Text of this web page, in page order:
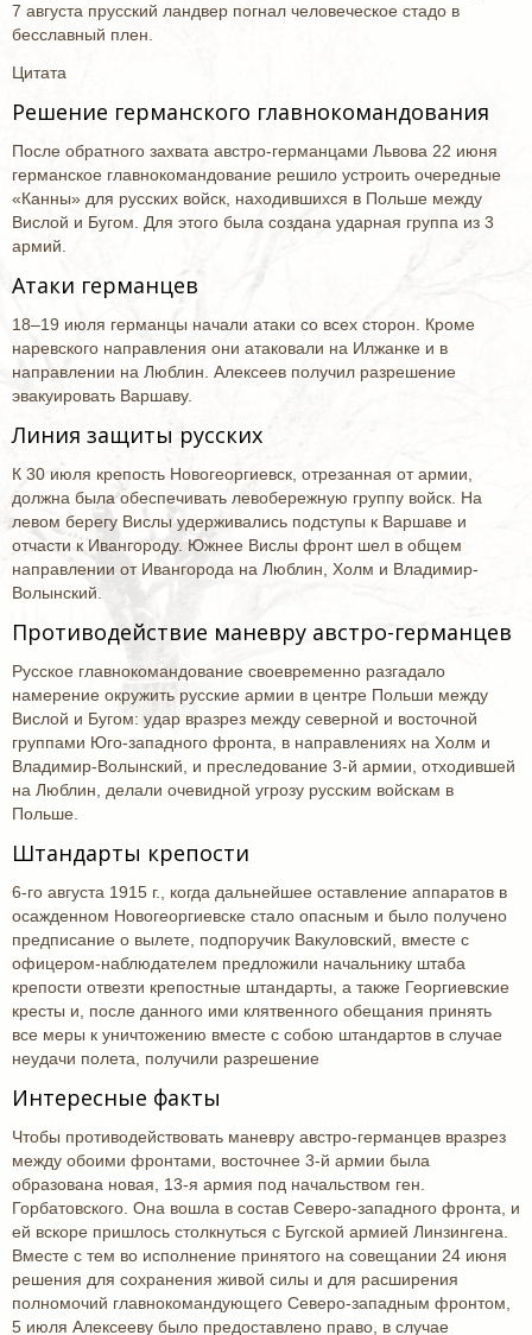
7 августа прусский ландвер погнал человеческое стадо в
бесславный плен.
Цитата
Решение германского главнокомандования
После обратного захвата австро-германцами Львова 22 июня
германское главнокомандование решило устроить очередные
«Канны» для русских войск, находившихся в Польше между
Вислой и Бугом. Для этого была создана ударная группа из 3
армий.
Атаки германцев
18–19 июля германцы начали атаки со всех сторон. Кроме
наревского направления они атаковали на Илжанке и в
направлении на Люблин. Алексеев получил разрешение
эвакуировать Варшаву.
Линия защиты русских
К 30 июля крепость Новогеоргиевск, отрезанная от армии,
должна была обеспечивать левобережную группу войск. На
левом берегу Вислы удерживались подступы к Варшаве и
отчасти к Ивангороду. Южнее Вислы фронт шел в общем
направлении от Ивангорода на Люблин, Холм и Владимир-
Волынский.
Противодействие маневру австро-германцев
Русское главнокомандование своевременно разгадало
намерение окружить русские армии в центре Польши между
Вислой и Бугом: удар вразрез между северной и восточной
группами Юго-западного фронта, в направлениях на Холм и
Владимир-Волынский, и преследование 3-й армии, отходившей
на Люблин, делали очевидной угрозу русским войскам в
Польше.
Штандарты крепости
6-го августа 1915 г., когда дальнейшее оставление аппаратов в
осажденном Новогеоргиевске стало опасным и было получено
предписание о вылете, подпоручик Вакуловский, вместе с
офицером-наблюдателем предложили начальнику штаба
крепости отвезти крепостные штандарты, а также Георгиевские
кресты и, после данного ими клятвенного обещания принять
все меры к уничтожению вместе с собою штандартов в случае
неудачи полета, получили разрешение
Интересные факты
Чтобы противодействовать маневру австро-германцев вразрез
между обоими фронтами, восточнее 3-й армии была
образована новая, 13-я армия под начальством ген.
Горбатовского. Она вошла в состав Северо-западного фронта, и
ей вскоре пришлось столкнуться с Бугской армией Линзингена.
Вместе с тем во исполнение принятого на совещании 24 июня
решения для сохранения живой силы и для расширения
полномочий главнокомандующего Северо-западным фронтом,
5 июля Алексееву было предоставлено право, в случае